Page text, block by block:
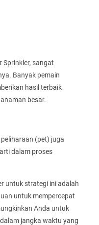
Sprinkler, sangat
Banyak pemain
hasil terbaik
besar.
(pet) juga
dalam proses
untuk strategi ini adalah
untuk mempercepat
Anda untuk
jangka waktu yang